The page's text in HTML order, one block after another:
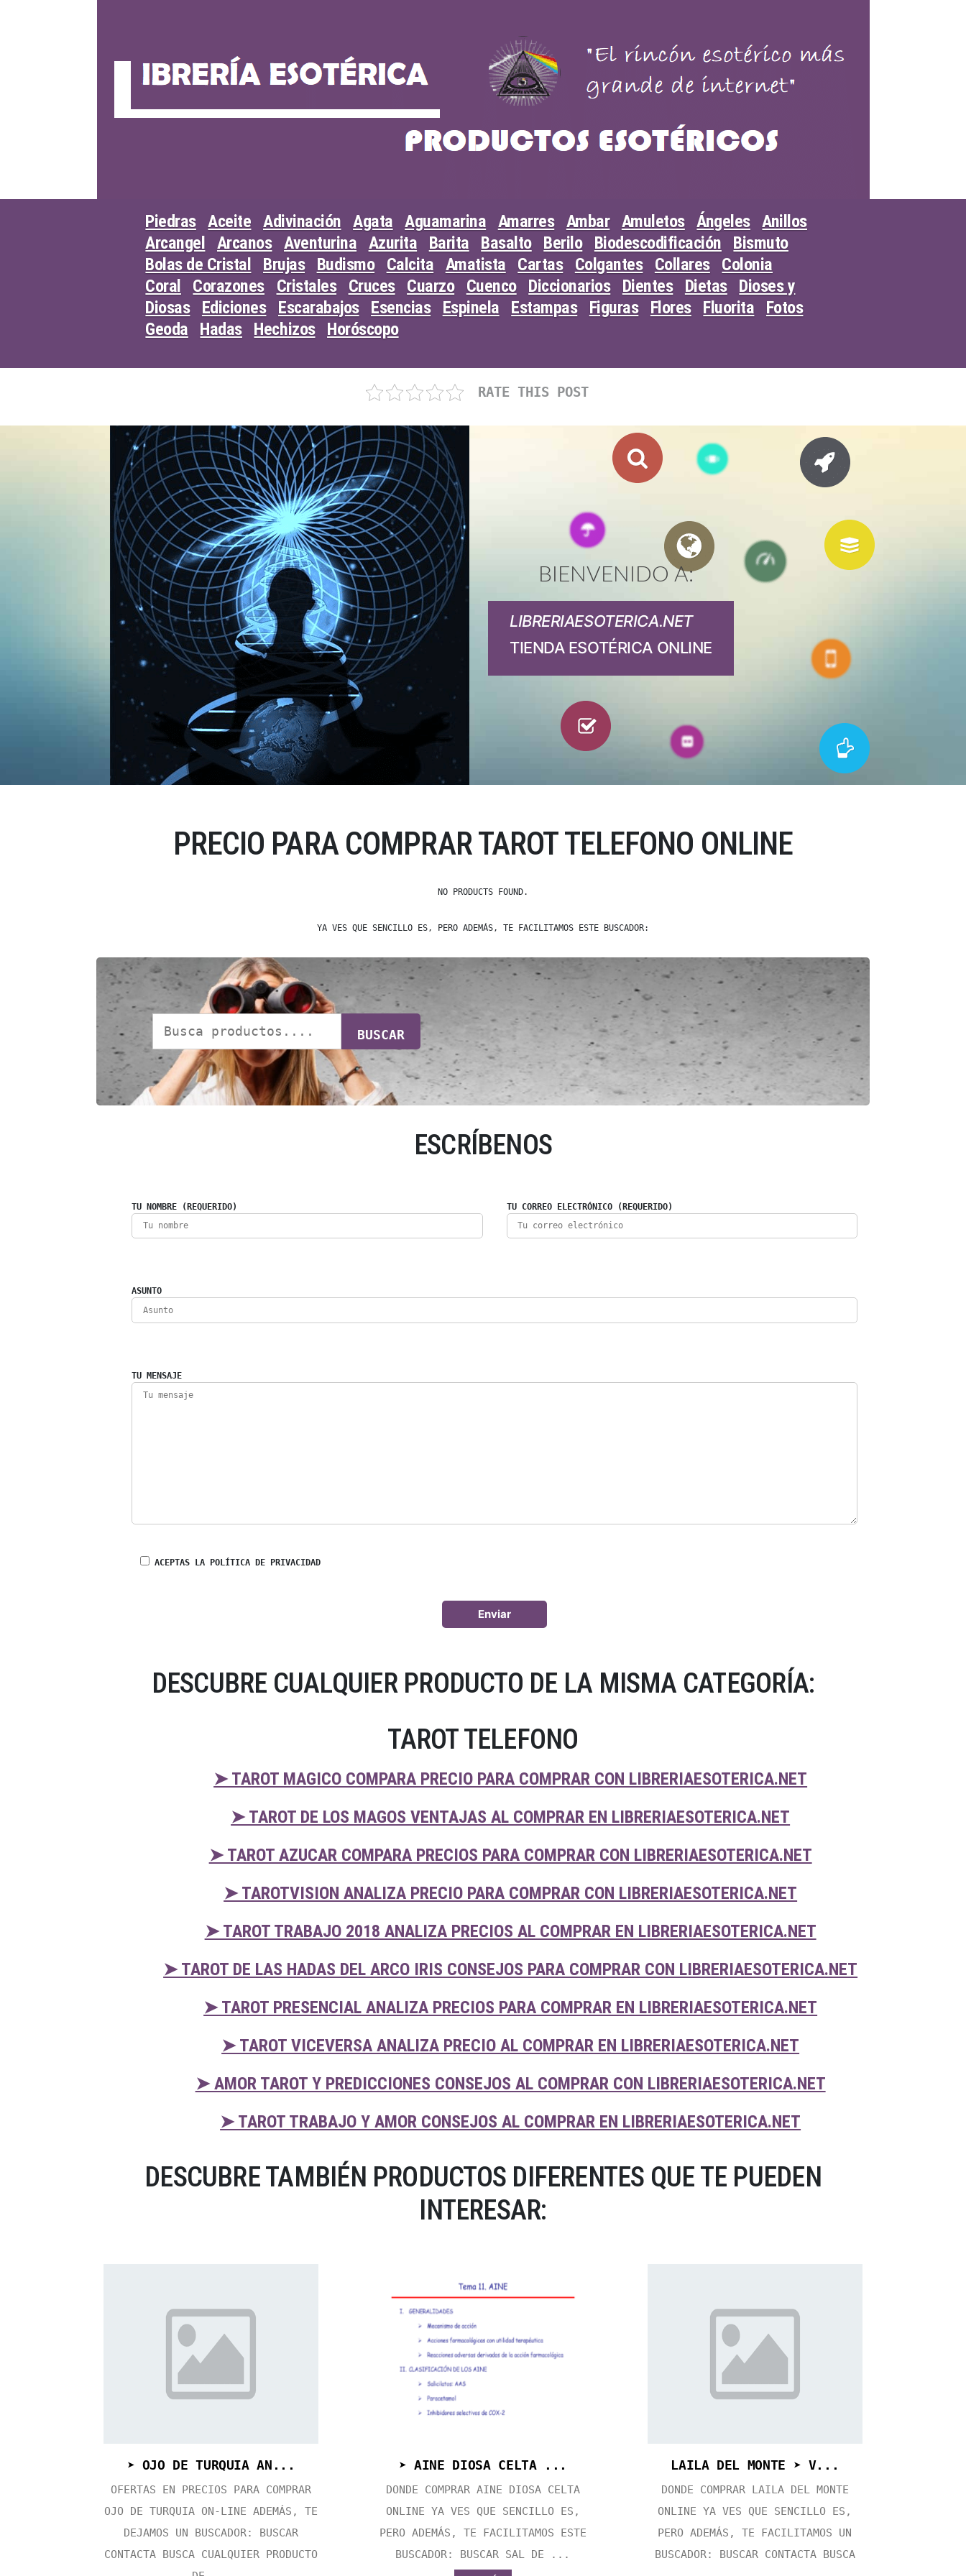
Piedras Aceite Adivinación Agata Aguamarina Amarres Ambar Amuletos Ángeles Anillos
Arcangel
Arcanos Aventurina Azurita Barita Basalto Berilo Biodescodificación
Bismuto
Bolas de Cristal
Brujas Budismo Calcita Amatista Cartas Colgantes Collares
Colonia
Coral
Corazones Cristales Cruces Cuarzo Cuenco Diccionarios Dientes Dietas
Dioses y
Diosas
Ediciones Escarabajos Esencias Espinela Estampas Figuras Flores Fluorita
Fotos
Geoda
Hadas Hechizos Horóscopo
RATE THIS POST
LIBRERIAESOTERICA.NET
TIENDA ESOTÉRICA ONLINE
BIENVENIDO A:
PRECIO PARA COMPRAR TAROT TELEFONO ONLINE
NO PRODUCTS FOUND.
YA VES QUE SENCILLO ES, PERO ADEMÁS, TE FACILITAMOS ESTE BUSCADOR:
BUSCAR
ESCRÍBENOS
TU NOMBRE (REQUERIDO) TU CORREO ELECTRÓNICO (REQUERIDO)
ASUNTO
TU MENSAJE
ACEPTAS LA POLÍTICA DE PRIVACIDAD
DESCUBRE CUALQUIER PRODUCTO DE LA MISMA CATEGORÍA:
TAROT TELEFONO
➤ TAROT MAGICO COMPARA PRECIO PARA COMPRAR CON LIBRERIAESOTERICA.NET
➤ TAROT DE LOS MAGOS VENTAJAS AL COMPRAR EN LIBRERIAESOTERICA.NET
➤ TAROT AZUCAR COMPARA PRECIOS PARA COMPRAR CON LIBRERIAESOTERICA.NET
➤ TAROTVISION ANALIZA PRECIO PARA COMPRAR CON LIBRERIAESOTERICA.NET
➤ TAROT TRABAJO 2018 ANALIZA PRECIOS AL COMPRAR EN LIBRERIAESOTERICA.NET
➤ TAROT DE LAS HADAS DEL ARCO IRIS CONSEJOS PARA COMPRAR CON LIBRERIAESOTERICA.NET
➤ TAROT PRESENCIAL ANALIZA PRECIOS PARA COMPRAR EN LIBRERIAESOTERICA.NET
➤ TAROT VICEVERSA ANALIZA PRECIO AL COMPRAR EN LIBRERIAESOTERICA.NET
➤ AMOR TAROT Y PREDICCIONES CONSEJOS AL COMPRAR CON LIBRERIAESOTERICA.NET
➤ TAROT TRABAJO Y AMOR CONSEJOS AL COMPRAR EN LIBRERIAESOTERICA.NET
DESCUBRE TAMBIÉN PRODUCTOS DIFERENTES QUE TE PUEDEN
INTERESAR:
➤ OJO DE TURQUIA AN...
OFERTAS EN PRECIOS PARA COMPRAR
OJO DE TURQUIA ON-LINE ADEMÁS, TE
DEJAMOS UN BUSCADOR: BUSCAR
CONTACTA BUSCA CUALQUIER PRODUCTO
➤ AINE DIOSA CELTA ...
DONDE COMPRAR AINE DIOSA CELTA
ONLINE YA VES QUE SENCILLO ES,
PERO ADEMÁS, TE FACILITAMOS ESTE
BUSCADOR: BUSCAR SAL DE ...
LAILA DEL MONTE ➤ V...
DONDE COMPRAR LAILA DEL MONTE
ONLINE YA VES QUE SENCILLO ES,
PERO ADEMÁS, TE FACILITAMOS UN
BUSCADOR: BUSCAR CONTACTA BUSCA